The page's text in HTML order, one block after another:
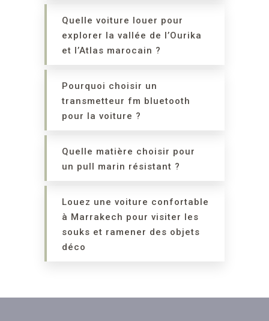
Quelle voiture louer pour
explorer la vallée de l’Ourika
et l’Atlas marocain ?
Pourquoi choisir un
transmetteur fm bluetooth
pour la voiture ?
Quelle matière choisir pour
un pull marin résistant ?
Louez une voiture confortable
à Marrakech pour visiter les
souks et ramener des objets
déco